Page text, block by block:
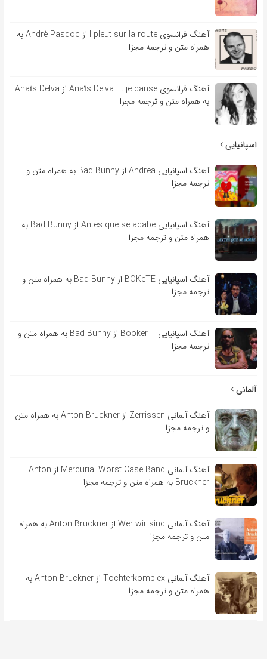
آهنگ فرانسوی l pleut sur la route از André Pasdoc به
همراه متن و ترجمه مجزا
آهنگ فرانسوی Anaïs Delva Et je danse از Anaïs Delva
به همراه متن و ترجمه مجزا
اسپانیایی
آهنگ اسپانیایی Andrea از Bad Bunny به همراه متن و
ترجمه مجزا
آهنگ اسپانیایی Antes que se acabe از Bad Bunny به
همراه متن و ترجمه مجزا
آهنگ اسپانیایی BOKeTE از Bad Bunny به همراه متن و
ترجمه مجزا
آهنگ اسپانیایی Booker T از Bad Bunny به همراه متن و
ترجمه مجزا
آلمانی
آهنگ آلمانی Zerrissen از Anton Bruckner به همراه متن
و ترجمه مجزا
آهنگ آلمانی Mercurial Worst Case Band از Anton
Bruckner به همراه متن و ترجمه مجزا
آهنگ آلمانی Wer wir sind از Anton Bruckner به همراه
متن و ترجمه مجزا
آهنگ آلمانی Tochterkomplex از Anton Bruckner به
همراه متن و ترجمه مجزا